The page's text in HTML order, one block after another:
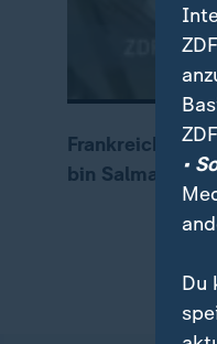
00:07 00:22
Frankreichs
bin Salman hat
•
Du